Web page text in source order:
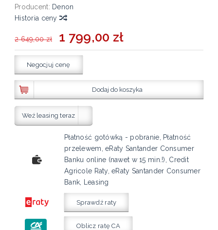
Producent: Denon
Historia ceny
2 649,00 zł 1 799,00 zł
Negocjuj cenę
Dodaj do koszyka
Weź leasing teraz
Płatność gotówką - pobranie, Płatność
przelewem, eRaty Santander Consumer
Banku online (nawet w 15 min.!), Credit
Agricole Raty, eRaty Santander Consumer
Bank, Leasing
Sprawdź raty
Oblicz ratę CA